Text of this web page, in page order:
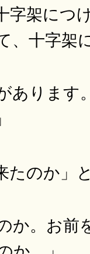
架につ
十字架
あります
のか」
。お前